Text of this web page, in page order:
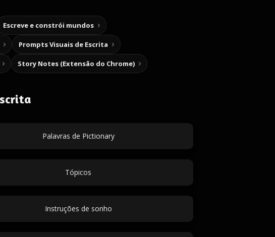
Escreve e constrói mundos
Prompts Visuais de Escrita
Story Notes (Extensão do Chrome)
Palavras de Pictionary
Tópicos
Instruções de sonho